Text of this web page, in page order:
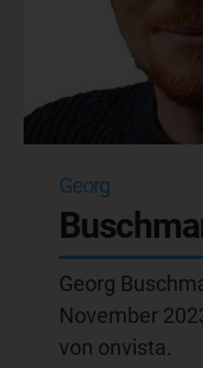
Georg
Georg
November
von onvista.